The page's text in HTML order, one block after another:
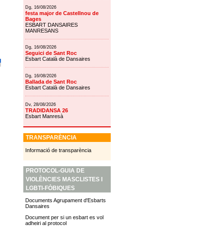
Dg, 16/08/2026
festa major de Castellnou de
Bages
ESBART DANSAIRES
MANRESANS
Dg, 16/08/2026
Seguici de Sant Roc
Esbart Català de Dansaires
Dg, 16/08/2026
Ballada de Sant Roc
Esbart Català de Dansaires
Dv, 28/08/2026
TRADIDANSA 26
Esbart Manresà
TRANSPARÈNCIA
Informació de transparència
PROTOCOL-GUIA DE
VIOLÈNCIES MASCLISTES I
LGBTI-FÒBIQUES
Documents Agrupament d'Esbarts
Dansaires
Document per si un esbart es vol
adheiri al protocol